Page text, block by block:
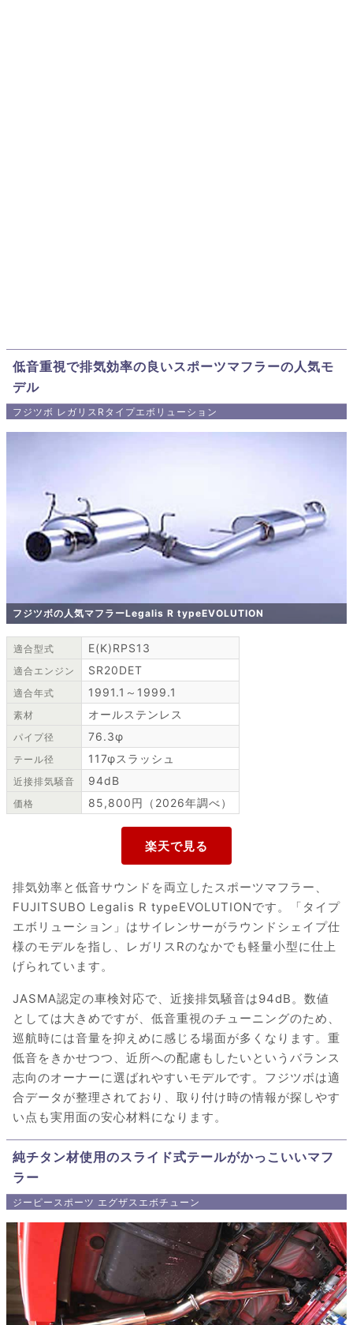
低音重視で排気効率の良いスポーツマフラーの人気モ
デル
フジツボ レガリスRタイプエボリューション
フジツボの人気マフラーLegalis R typeEVOLUTION
適合型式 E(K)RPS13
適合エンジン SR20DET
適合年式 1991.1～1999.1
素材 オールステンレス
パイプ径 76.3φ
テール径 117φスラッシュ
近接排気騒音 94dB
価格 85,800円（2026年調べ）
排気効率と低音サウンドを両立したスポーツマフラー、
FUJITSUBO Legalis R typeEVOLUTIONです。「タイプ
エボリューション」はサイレンサーがラウンドシェイプ仕
様のモデルを指し、レガリスRのなかでも軽量小型に仕上
げられています。
JASMA認定の車検対応で、近接排気騒音は94dB。数値
としては大きめですが、低音重視のチューニングのため、
巡航時には音量を抑えめに感じる場面が多くなります。重
低音をきかせつつ、近所への配慮もしたいというバランス
志向のオーナーに選ばれやすいモデルです。フジツボは適
合データが整理されており、取り付け時の情報が探しやす
い点も実用面の安心材料になります。
純チタン材使用のスライド式テールがかっこいいマフ
ラー
ジーピースポーツ エグザスエボチューン